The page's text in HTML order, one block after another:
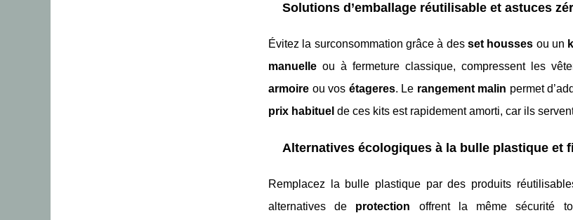
Solutions d’emballage réutilisable et astuces
Évitez la surconsommation grâce à des set housses ou un
manuelle ou à fermeture classique, compressent les
armoire ou vos étageres. Le rangement malin permet
prix habituel de ces kits est rapidement amorti, car ils
Alternatives écologiques à la bulle plastique et
Remplacez la bulle plastique par des produits
alternatives de protection offrent la même sécurité